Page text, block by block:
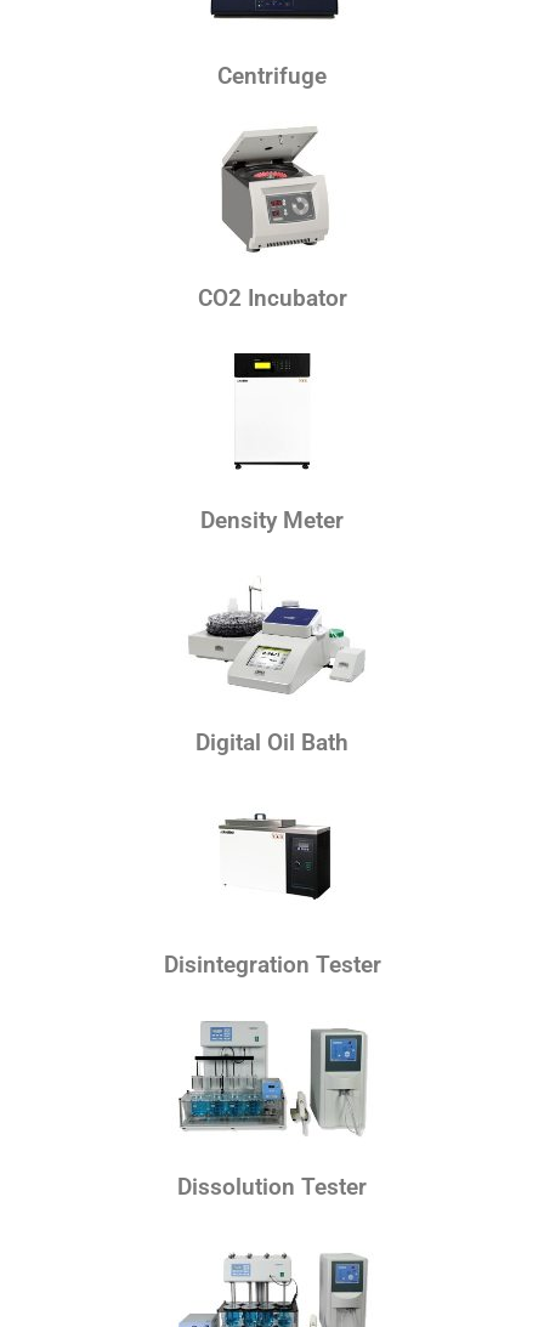
Centrifuge
CO2 Incubator
Density Meter
Digital Oil Bath
Disintegration Tester
Dissolution Tester